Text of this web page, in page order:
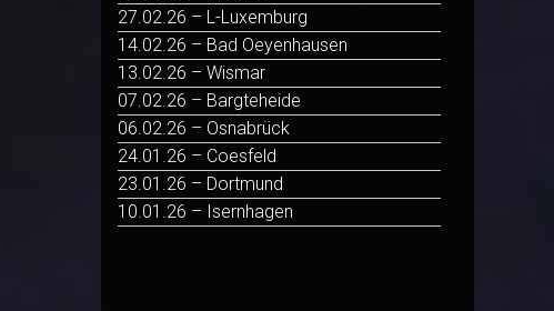
27.02.26 – L-Luxemburg
14.02.26 – Bad Oeyenhausen
13.02.26 – Wismar
07.02.26 – Bargteheide
06.02.26 – Osnabrück
24.01.26 – Coesfeld
23.01.26 – Dortmund
10.01.26 – Isernhagen